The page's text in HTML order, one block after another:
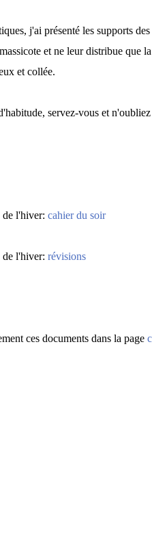
j'ai présenté les supports
et ne leur distribue que
et collée.
servez-vous et
l'hiver: cahier du soir
l'hiver: révisions
ces documents dans la page